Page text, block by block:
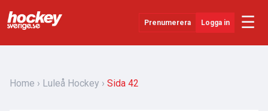
Prenumerera Logga in ☰
YouTube
Home Luleå Hockey Sida 42